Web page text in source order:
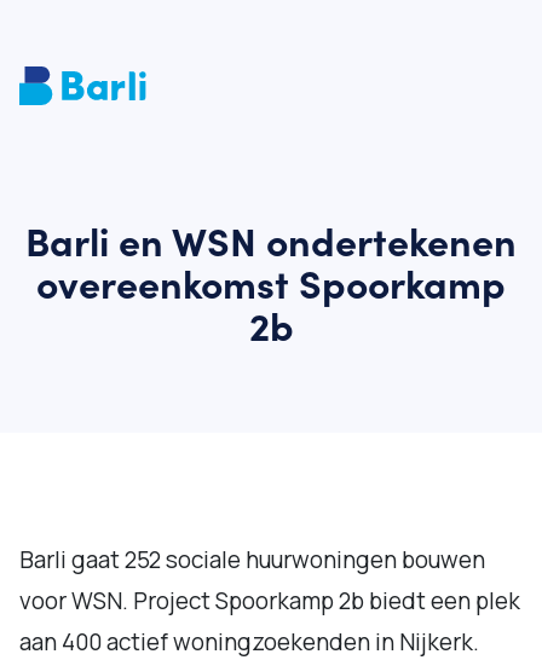
Barli en WSN ondertekenen
overeenkomst Spoorkamp
2b
Barli gaat 252 sociale huurwoningen bouwen
voor WSN. Project Spoorkamp 2b biedt een plek
aan 400 actief woningzoekenden in Nijkerk.